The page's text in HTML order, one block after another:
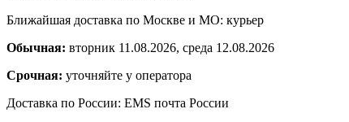
Ближайшая доставка по Москве и МО: курьер
Обычная: вторник 11.08.2026, среда 12.08.2026
Срочная: уточняйте у оператора
Доставка по России: EMS почта России